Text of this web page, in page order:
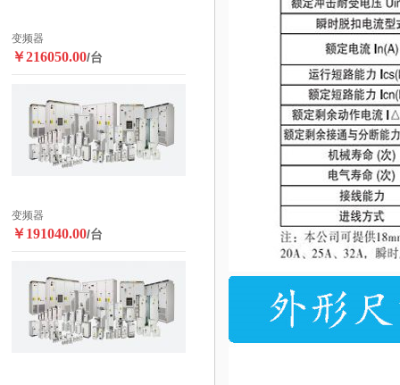
变频器
￥216050.00/台
变频器
￥191040.00/台